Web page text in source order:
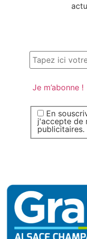
En
j'accepte de
publicitaires.